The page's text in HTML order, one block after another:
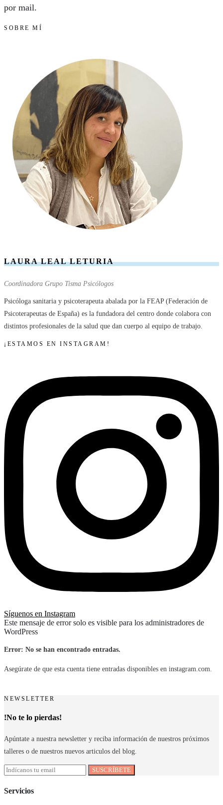
por mail.
SOBRE MÍ
LAURA LEAL LETURIA
Coordinadora Grupo Tisma Psicólogos
Psicóloga sanitaria y psicoterapeuta abalada por la FEAP (Federación de
Psicoterapeutas de España) es la fundadora del centro donde colabora con
distintos profesionales de la salud que dan cuerpo al equipo de trabajo.
¡ESTAMOS EN INSTAGRAM!
Síguenos en Instagram
Este mensaje de error solo es visible para los administradores de
WordPress
Error: No se han encontrado entradas.
Asegúrate de que esta cuenta tiene entradas disponibles en instagram.com.
NEWSLETTER
!No te lo pierdas!
Apúntate a nuestra newsletter y reciba información de nuestros próximos
talleres o de nuestros nuevos articulos del blog.
Servicios